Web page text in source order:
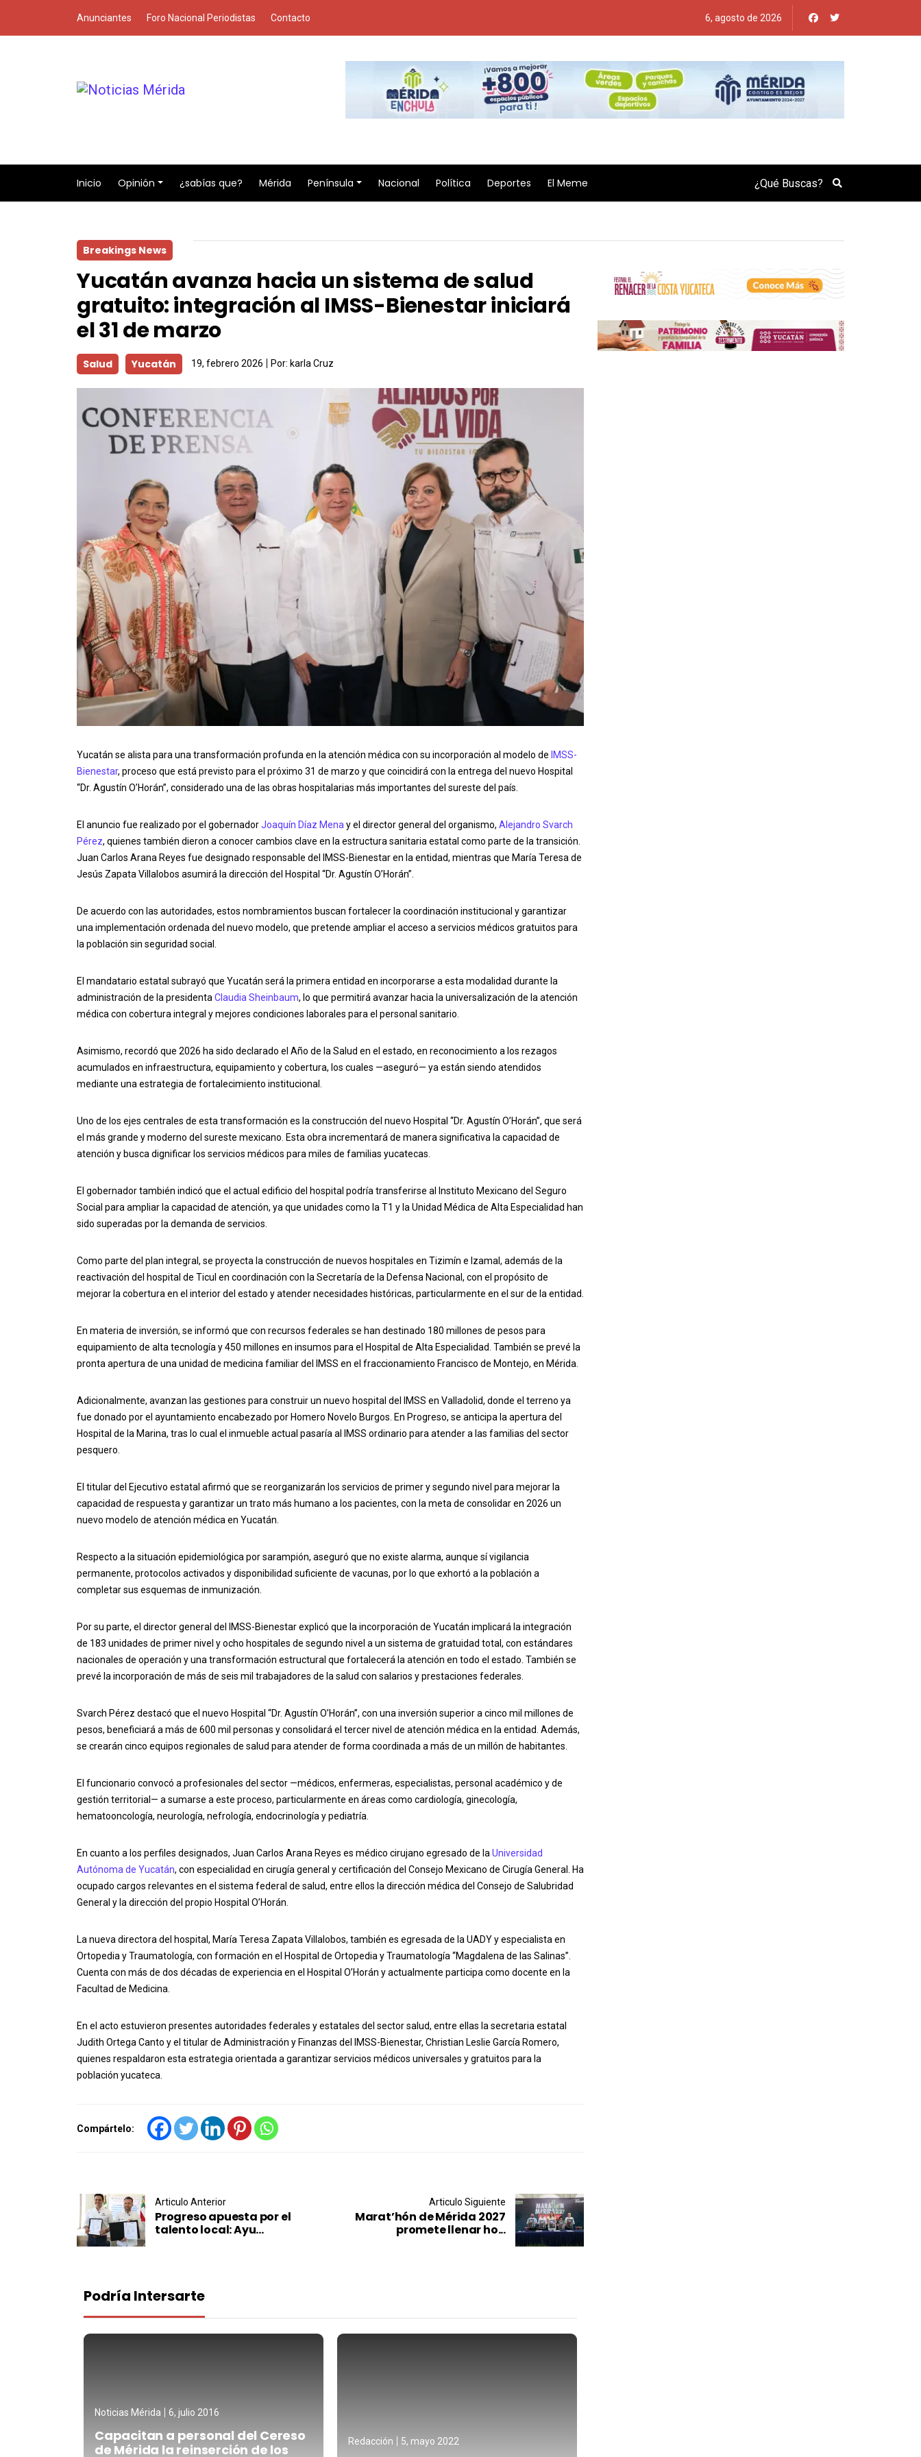
Anunciantes Foro Nacional Periodistas Contacto 6, agosto de 2026
Inicio Opinión ¿sabías que? Mérida Península Nacional Política Deportes El Meme Search
Breakings News
Yucatán avanza hacia un sistema de salud
gratuito: integración al IMSS-Bienestar iniciará
el 31 de marzo
Salud Yucatán 19, febrero 2026 Por: karla Cruz
Yucatán se alista para una transformación profunda en la atención médica con su incorporación al modelo de IMSS-
Bienestar, proceso que está previsto para el próximo 31 de marzo y que coincidirá con la entrega del nuevo Hospital
“Dr. Agustín O’Horán”, considerado una de las obras hospitalarias más importantes del sureste del país.
El anuncio fue realizado por el gobernadorJoaquín Díaz Mena y el director general del organismo, Alejandro Svarch
Pérez, quienes también dieron a conocer cambios clave en la estructura sanitaria estatal como parte de la transición.
Juan Carlos Arana Reyes fue designado responsable del IMSS-Bienestar en la entidad, mientras que María Teresa de
Jesús Zapata Villalobos asumirá la dirección del Hospital “Dr. Agustín O’Horán”.
De acuerdo con las autoridades, estos nombramientos buscan fortalecer la coordinación institucional y garantizar
una implementación ordenada del nuevo modelo, que pretende ampliar el acceso a servicios médicos gratuitos para
la población sin seguridad social.
El mandatario estatal subrayó que Yucatán será la primera entidad en incorporarse a esta modalidad durante la
administración de la presidenta Claudia Sheinbaum, lo que permitirá avanzar hacia la universalización de la atención
médica con cobertura integral y mejores condiciones laborales para el personal sanitario.
Asimismo, recordó que 2026 ha sido declarado el Año de la Salud en el estado, en reconocimiento a los rezagos
acumulados en infraestructura, equipamiento y cobertura, los cuales —aseguró— ya están siendo atendidos
mediante una estrategia de fortalecimiento institucional.
Uno de los ejes centrales de esta transformación es la construcción del nuevo Hospital “Dr. Agustín O’Horán”, que será
el más grande y moderno del sureste mexicano. Esta obra incrementará de manera significativa la capacidad de
atención y busca dignificar los servicios médicos para miles de familias yucatecas.
El gobernador también indicó que el actual edificio del hospital podría transferirse al Instituto Mexicano del Seguro
Social para ampliar la capacidad de atención, ya que unidades como la T1 y la Unidad Médica de Alta Especialidad han
sido superadas por la demanda de servicios.
Como parte del plan integral, se proyecta la construcción de nuevos hospitales en Tizimín e Izamal, además de la
reactivación del hospital de Ticul en coordinación con la Secretaría de la Defensa Nacional, con el propósito de
mejorar la cobertura en el interior del estado y atender necesidades históricas, particularmente en el sur de la entidad.
En materia de inversión, se informó que con recursos federales se han destinado 180 millones de pesos para
equipamiento de alta tecnología y 450 millones en insumos para el Hospital de Alta Especialidad. También se prevé la
pronta apertura de una unidad de medicina familiar del IMSS en el fraccionamiento Francisco de Montejo, en Mérida.
Adicionalmente, avanzan las gestiones para construir un nuevo hospital del IMSS en Valladolid, donde el terreno ya
fue donado por el ayuntamiento encabezado por Homero Novelo Burgos. En Progreso, se anticipa la apertura del
Hospital de la Marina, tras lo cual el inmueble actual pasaría al IMSS ordinario para atender a las familias del sector
pesquero.
El titular del Ejecutivo estatal afirmó que se reorganizarán los servicios de primer y segundo nivel para mejorar la
capacidad de respuesta y garantizar un trato más humano a los pacientes, con la meta de consolidar en 2026 un
nuevo modelo de atención médica en Yucatán.
Respecto a la situación epidemiológica por sarampión, aseguró que no existe alarma, aunque sí vigilancia
permanente, protocolos activados y disponibilidad suficiente de vacunas, por lo que exhortó a la población a
completar sus esquemas de inmunización.
Por su parte, el director general del IMSS-Bienestar explicó que la incorporación de Yucatán implicará la integración
de 183 unidades de primer nivel y ocho hospitales de segundo nivel a un sistema de gratuidad total, con estándares
nacionales de operación y una transformación estructural que fortalecerá la atención en todo el estado. También se
prevé la incorporación de más de seis mil trabajadores de la salud con salarios y prestaciones federales.
Svarch Pérez destacó que el nuevo Hospital “Dr. Agustín O’Horán”, con una inversión superior a cinco mil millones de
pesos, beneficiará a más de 600 mil personas y consolidará el tercer nivel de atención médica en la entidad. Además,
se crearán cinco equipos regionales de salud para atender de forma coordinada a más de un millón de habitantes.
El funcionario convocó a profesionales del sector —médicos, enfermeras, especialistas, personal académico y de
gestión territorial— a sumarse a este proceso, particularmente en áreas como cardiología, ginecología,
hematooncología, neurología, nefrología, endocrinología y pediatría.
En cuanto a los perfiles designados, Juan Carlos Arana Reyes es médico cirujano egresado de la Universidad
Autónoma de Yucatán, con especialidad en cirugía general y certificación del Consejo Mexicano de Cirugía General. Ha
ocupado cargos relevantes en el sistema federal de salud, entre ellos la dirección médica del Consejo de Salubridad
General y la dirección del propio Hospital O’Horán.
La nueva directora del hospital, María Teresa Zapata Villalobos, también es egresada de la UADY y especialista en
Ortopedia y Traumatología, con formación en el Hospital de Ortopedia y Traumatología “Magdalena de las Salinas”.
Cuenta con más de dos décadas de experiencia en el Hospital O’Horán y actualmente participa como docente en la
Facultad de Medicina.
En el acto estuvieron presentes autoridades federales y estatales del sector salud, entre ellas la secretaria estatal
Judith Ortega Canto y el titular de Administración y Finanzas del IMSS-Bienestar, Christian Leslie García Romero,
quienes respaldaron esta estrategia orientada a garantizar servicios médicos universales y gratuitos para la
población yucateca.
Compártelo:
Post navigation
Articulo Anterior
Progreso apuesta por el
talento local: Ayu...
Articulo Siguiente
Marat’hón de Mérida 2027
promete llenar ho...
Podría Intersarte
Noticias Mérida 6, julio 2016
Capacitan a personal del Cereso
de Mérida la reinserción de los
Redacción 5, mayo 2022